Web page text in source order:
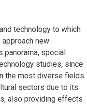
technology to which
new
panorama, special
studies, since
the most diverse fields
sectors due to its
also providing effects